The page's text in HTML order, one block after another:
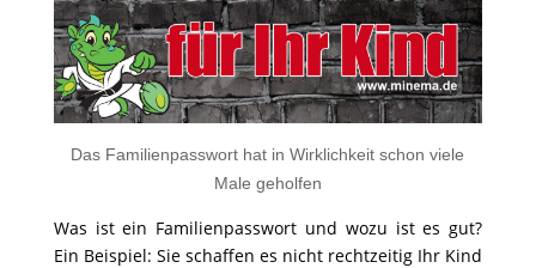
Das Familienpasswort hat in Wirklichkeit schon viele
Male geholfen
Was ist ein Familienpasswort und wozu ist es gut?
Ein Beispiel: Sie schaffen es nicht rechtzeitig Ihr Kind